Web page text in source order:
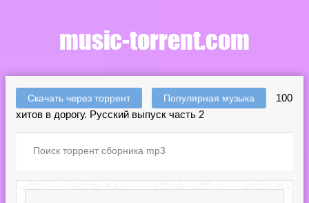
Скачать через торрент Популярная музыка
100
хитов в дорогу. Русский выпуск часть 2